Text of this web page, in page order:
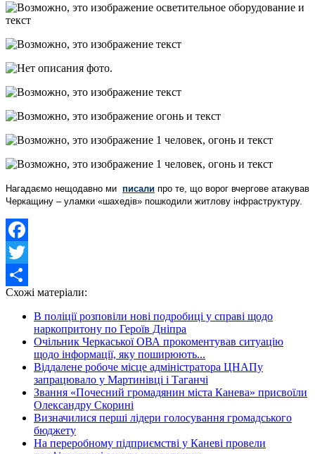
Нагадаємо нещодавно ми писали про те, що ворог вчергове атакував
Черкащину – уламки «шахедів» пошкодили житлову інфраструктуру.
Facebook
Twitter
Share
Схожі матеріали:
В поліції розповіли нові подробиці у справі щодо
наркопритону по Героїв Дніпра
Очільник Черкаської ОВА прокоментував ситуацію
щодо інформації, яку поширюють...
Віддалене робоче місце адміністратора ЦНАПу
запрацювало у Мартинівці і Таганчі
Звання «Почесний громадянин міста Канева» присвоїли
Олександру Скорині
Визначилися перші лідери голосування громадського
бюджету
На переробному підприємстві у Каневі провели